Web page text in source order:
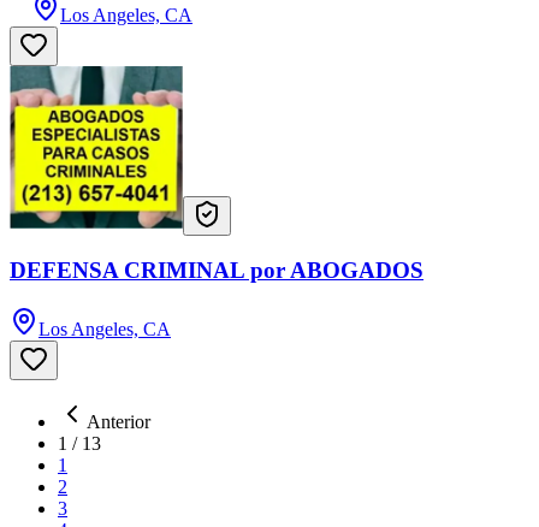
Los Angeles, CA
DEFENSA CRIMINAL por ABOGADOS
Los Angeles, CA
Anterior
1 / 13
1
2
3